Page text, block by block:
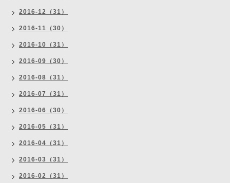
2016-12（31）
2016-11（30）
2016-10（31）
2016-09（30）
2016-08（31）
2016-07（31）
2016-06（30）
2016-05（31）
2016-04（31）
2016-03（31）
2016-02（31）